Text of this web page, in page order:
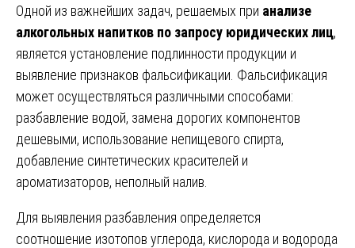
Одной из важнейших задач, решаемых при анализе
алкогольных напитков по запросу юридических лиц,
является установление подлинности продукции и
выявление признаков фальсификации. Фальсификация
может осуществляться различными способами:
разбавление водой, замена дорогих компонентов
дешевыми, использование непищевого спирта,
добавление синтетических красителей и
ароматизаторов, неполный налив.
Для выявления разбавления определяется
соотношение изотопов углерода, кислорода и водорода